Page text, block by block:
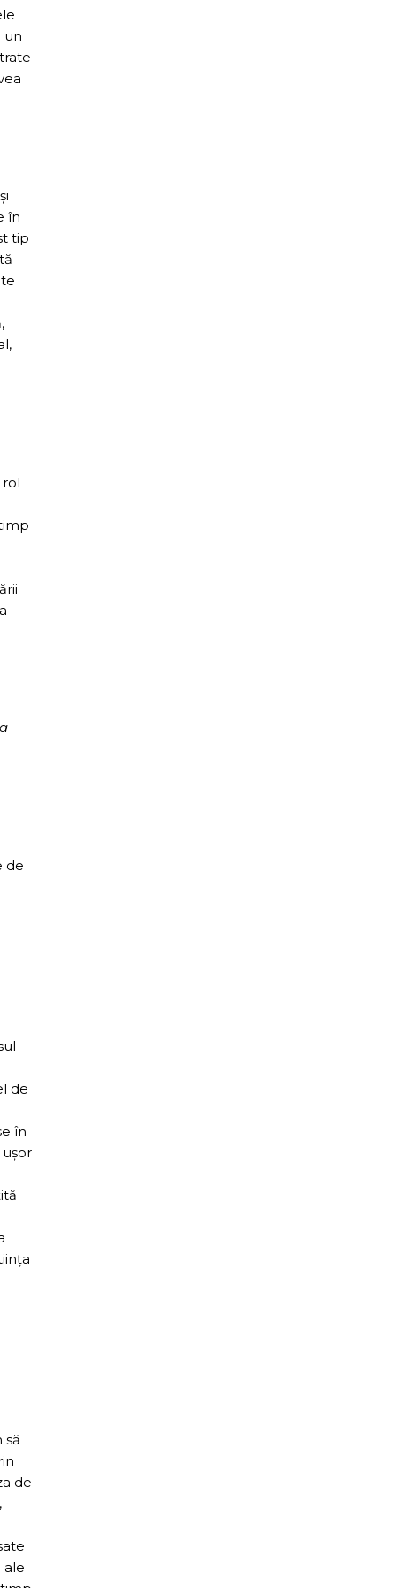
un
în
tip
de
de
în
să
de
ale